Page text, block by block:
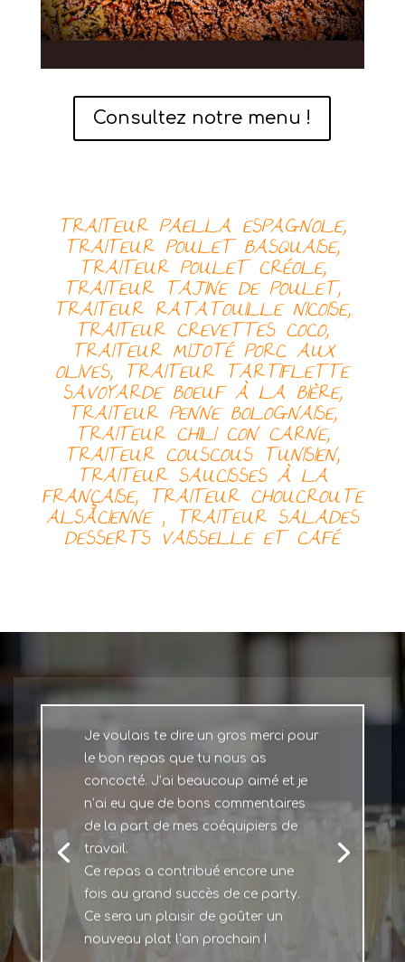
Consultez notre menu !
TRAITEUR PAELLA ESPAGNOLE,
TRAITEURPOULET BASQUAISE,
TRAITEURPOULET CRÉOLE,
TRAITEURTAJINE DE POULET,
TRAITEUR RATATOUILLE NICOISE,
TRAITEUR CREVETTES COCO,
TRAITEURMIJOTÉ PORC AUX
OLIVES, TRAITEUR TARTIFLETTE
SAVOYARDE BOEUF À LA BIÈRE,
TRAITEURPENNE BOLOGNAISE,
TRAITEUR CHILI CON CARNE,
TRAITEURCOUSCOUS TUNISIEN,
TRAITEURSAUCISSES À LA
FRANÇAISE, TRAITEUR CHOUCROUTE
ALSACIENNE, TRAITEURSALADES
DESSERTS VAISSELLE ET CAFÉ
Je voulais te dire un gros merci pour
le bon repas que tu nous as
concocté. J’ai beaucoup aimé et je
n’ai eu que de bons commentaires
de la part de mes coéquipiers de
travail.
Ce repas a contribué encore une
fois au grand succès de ce party.
Ce sera un plaisir de goûter un
nouveau plat l’an prochain !